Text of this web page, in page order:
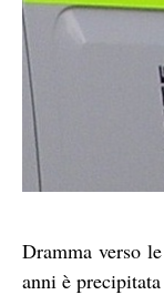
Dramma verso
anni è